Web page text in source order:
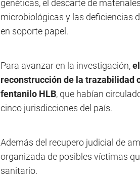
genéticas, el descarte de
microbiológicas y las deficiencias
en soporte papel.
Para avanzar en la investigación,
reconstrucción de la trazabilidad
fentanilo HLB, que habían
cinco jurisdicciones del país.
Además del recupero judicial de
organizada de posibles víctimas
sanitario.